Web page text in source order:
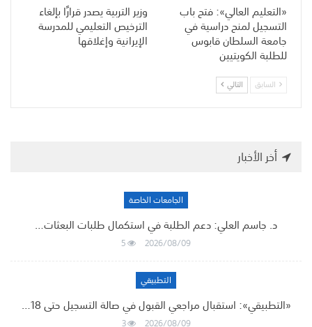
«التعليم العالي»: فتح باب
التسجيل لمنح دراسية في
جامعة السلطان قابوس
للطلبة الكويتيين
وزير التربية يصدر قرارًا بإلغاء
الترخيص التعليمي للمدرسة
الإيرانية وإغلاقها
السابق التالي
أخر الأخبار
الجامعات الخاصة
د. جاسم العلي: دعم الطلبة في استكمال طلبات البعثات…
2026/08/09
5
التطبيقي
«التطبيقي»: استقبال مراجعي القبول في صالة التسجيل حتى 18…